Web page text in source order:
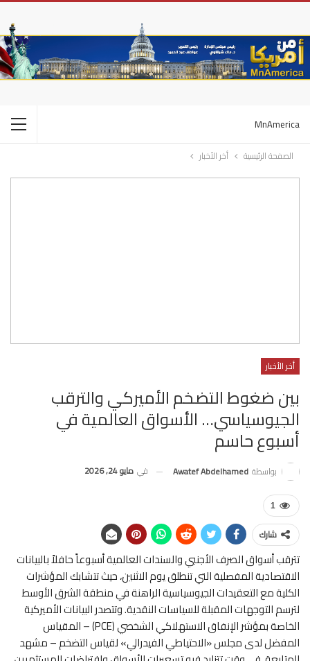
MnAmerica
الصفحة الرئيسية أخر الأخبار
أخر الأخبار
بين ضغوط التضخم الأميركي والترقب
الجيوسياسي… الأسواق العالمية في
أسبوع حاسم
بواسطة Awatef Abdelhamed في مايو 24, 2026
1
شارك
تترقب أسواق الصرف الأجنبي والسندات العالمية أسبوعاً حافلاً بالبيانات
الاقتصادية المفصلية التي تنطلق يوم الاثنين، حيث تتشابك المؤشرات
الكلية مع التعقيدات الجيوسياسية الراهنة في منطقة الشرق الأوسط
لترسم التوجهات المقبلة للسياسات النقدية. وتتصدر البيانات الأميركية
الخاصة بمؤشر الإنفاق الاستهلاكي الشخصي (PCE) – المقياس
المفضل لدى مجلس «الاحتياطي الفيدرالي» لقياس التضخم – مشهد